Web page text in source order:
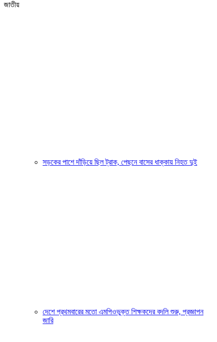
জাতীয়
সড়কের পাশে দাঁড়িয়ে ছিল ট্রাক, পেছনে বাসের ধাক্কায় নিহত দুই
দেশে প্রথমবারের মতো এমপিওভুক্ত শিক্ষকদের বদলি শুরু, প্রজ্ঞাপন
জারি